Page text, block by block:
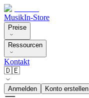
MusikIn-Store
Preise
Ressourcen
Kontakt
🇩🇪
Anmelden Konto erstellen